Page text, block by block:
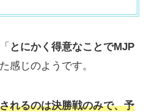
とにかく得意なことでMJP
感じのようです。
れるのは決勝戦のみで、予